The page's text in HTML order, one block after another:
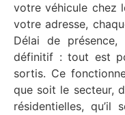
votre véhicule chez
votre adresse,
Délai de présence,
définitif : tout est
sortis. Ce
que soit le secteur,
résidentielles,